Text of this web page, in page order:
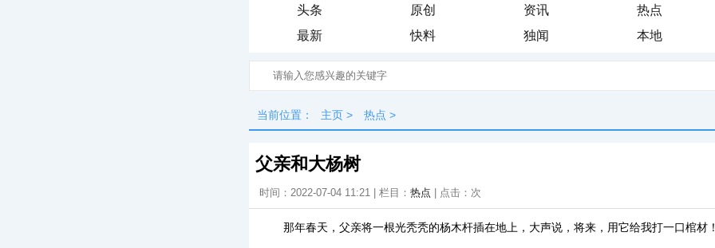
头条 原创 资讯 热点
最新
快料 独闻 本地
当前位置： 主页 > 热点 >
父亲和大杨树
时间：2022-07-04 11:21 | 栏目： 热点 | 点击： 次
那年春天，父亲将一根光秃秃的杨木杆插在地上，大声说，将来，用它给我打一口棺材！